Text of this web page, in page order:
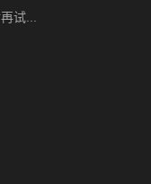
试...